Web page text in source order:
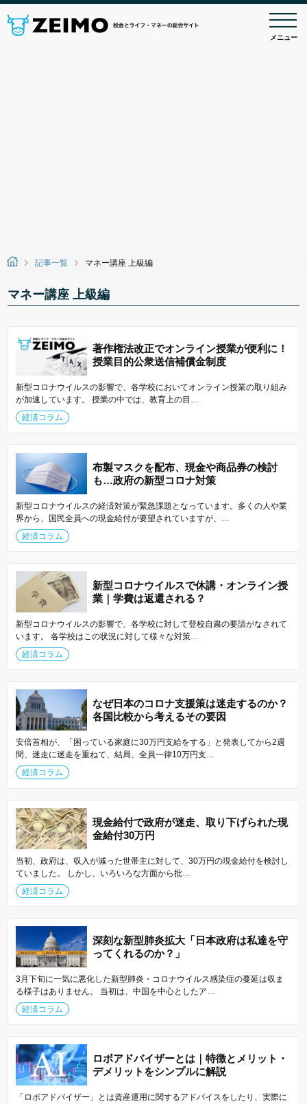
メニュー
記事一覧 マネー講座 上級編
マネー講座 上級編
著作権法改正でオンライン授業が便利に！
授業目的公衆送信補償金制度
新型コロナウイルスの影響で、各学校においてオンライン授業の取り組み
が加速しています。 授業の中では、教育上の目…
経済コラム
布製マスクを配布、現金や商品券の検討
も…政府の新型コロナ対策
新型コロナウイルスの経済対策が緊急課題となっています。多くの人や業
界から、国民全員への現金給付が要望されていますが、…
経済コラム
新型コロナウイルスで休講・オンライン授
業｜学費は返還される？
新型コロナウイルスの影響で、各学校に対して登校自粛の要請がなされて
います。 各学校はこの状況に対して様々な対策…
経済コラム
なぜ日本のコロナ支援策は迷走するのか？
各国比較から考えるその要因
安倍首相が、「困っている家庭に30万円支給をする」と発表してから2週
間、迷走に迷走を重ねて、結局、全員一律10万円支…
経済コラム
現金給付で政府が迷走、取り下げられた現
金給付30万円
当初、政府は、収入が減った世帯主に対して、30万円の現金給付を検討し
ていました。 しかし、いろいろな方面から批…
経済コラム
深刻な新型肺炎拡大「日本政府は私達を守
ってくれるのか？」
3月下旬に一気に悪化した新型肺炎・コロナウイルス感染症の蔓延は収ま
る様子はありません。 当初は、中国を中心としたア…
経済コラム
ロボアドバイザーとは｜特徴とメリット・
デメリットをシンプルに解説
「ロボアドバイザー」とは資産運用に関するアドバイスをしたり、実際に